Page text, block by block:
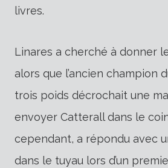
livres.
Linares a cherché à donner
alors que l’ancien champion
trois poids décrochait une
envoyer Catterall dans le
cependant, a répondu avec
dans le tuyau lors d’un